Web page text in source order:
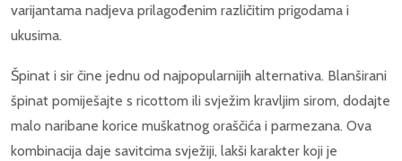
varijantama nadjeva prilagođenim različitim prigodama i
ukusima.
Špinat i sir čine jednu od najpopularnijih alternativa. Blanširani
špinat pomiješajte s ricottom ili svježim kravljim sirom, dodajte
malo naribane korice muškatnog oraščića i parmezana. Ova
kombinacija daje savitcima svježiji, lakši karakter koji je